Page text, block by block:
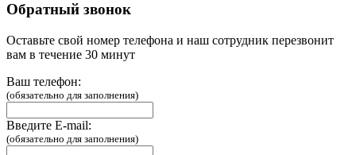
Обратный звонок
Оставьте свой номер телефона и наш сотрудник перезвонит
вам в течение 30 минут
Ваш телефон:
(обязательно для заполнения)
Введите E-mail:
(обязательно для заполнения)